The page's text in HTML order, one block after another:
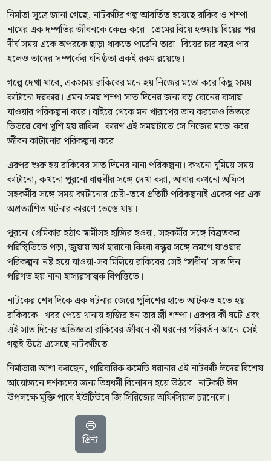
নির্মাতা সূত্রে জানা গেছে, নাটকটির গল্প আবর্তিত হয়েছে রাকিব ও শম্পা
নামের এক দম্পতির জীবনকে কেন্দ্র করে। প্রেমের বিয়ে হওয়ায় বিয়ের পর
দীর্ঘ সময় একে অপরকে ছাড়া থাকতে পারেনি তারা। বিয়ের চার বছর পার
হলেও তাদের সম্পর্কের ঘনিষ্ঠতা একই রকম রয়েছে।
গল্পে দেখা যাবে, একসময় রাকিবের মনে হয় নিজের মতো করে কিছু সময়
কাটানো দরকার। এমন সময় শম্পা সাত দিনের জন্য বড় বোনের বাসায়
যাওয়ার পরিকল্পনা করে। বাইরে থেকে মন খারাপের ভান করলেও ভিতরে
ভিতরে বেশ খুশি হয় রাকিব। কারণ এই সময়টাতে সে নিজের মতো করে
জীবন কাটানোর পরিকল্পনা করে।
এরপর শুরু হয় রাকিবের সাত দিনের নানা পরিকল্পনা। কখনো ঘুমিয়ে সময়
কাটানো, কখনো পুরনো বান্ধবীর সঙ্গে দেখা করা, আবার কখনো অফিস
সহকর্মীর সঙ্গে সময় কাটানোর চেষ্টা-তবে প্রতিটি পরিকল্পনাই একের পর এক
অপ্রত্যাশিত ঘটনার কারণে ভেস্তে যায়।
পুরনো প্রেমিকার হঠাৎ স্বামীসহ হাজির হওয়া, সহকর্মীর সঙ্গে বিব্রতকর
পরিস্থিতিতে পড়া, জুয়ায় অর্থ হারানো কিংবা বন্ধুর সঙ্গে ভ্রমণে যাওয়ার
পরিকল্পনা নষ্ট হয়ে যাওয়া-সব মিলিয়ে রাকিবের সেই ‘স্বাধীন’ সাত দিন
পরিণত হয় নানা হাস্যরসাত্মক বিপত্তিতে।
নাটকের শেষ দিকে এক ঘটনার জেরে পুলিশের হাতে আটকও হতে হয়
রাকিবকে। খবর পেয়ে থানায় হাজির হন তার স্ত্রী শম্পা। এরপর কী ঘটে এবং
এই সাত দিনের অভিজ্ঞতা রাকিবের জীবনে কী ধরনের পরিবর্তন আনে-সেই
গল্পই উঠে এসেছে নাটকটিতে।
নির্মাতারা আশা করছেন, পারিবারিক কমেডি ঘরানার এই নাটকটি ঈদের বিশেষ
আয়োজনে দর্শকদের জন্য ভিন্নধর্মী বিনোদন হয়ে উঠবে। নাটকটি ঈদ
উপলক্ষে মুক্তি পাবে ইউটিউবে জি সিরিজের অফিসিয়াল চ্যানেলে।
প্রিন্ট